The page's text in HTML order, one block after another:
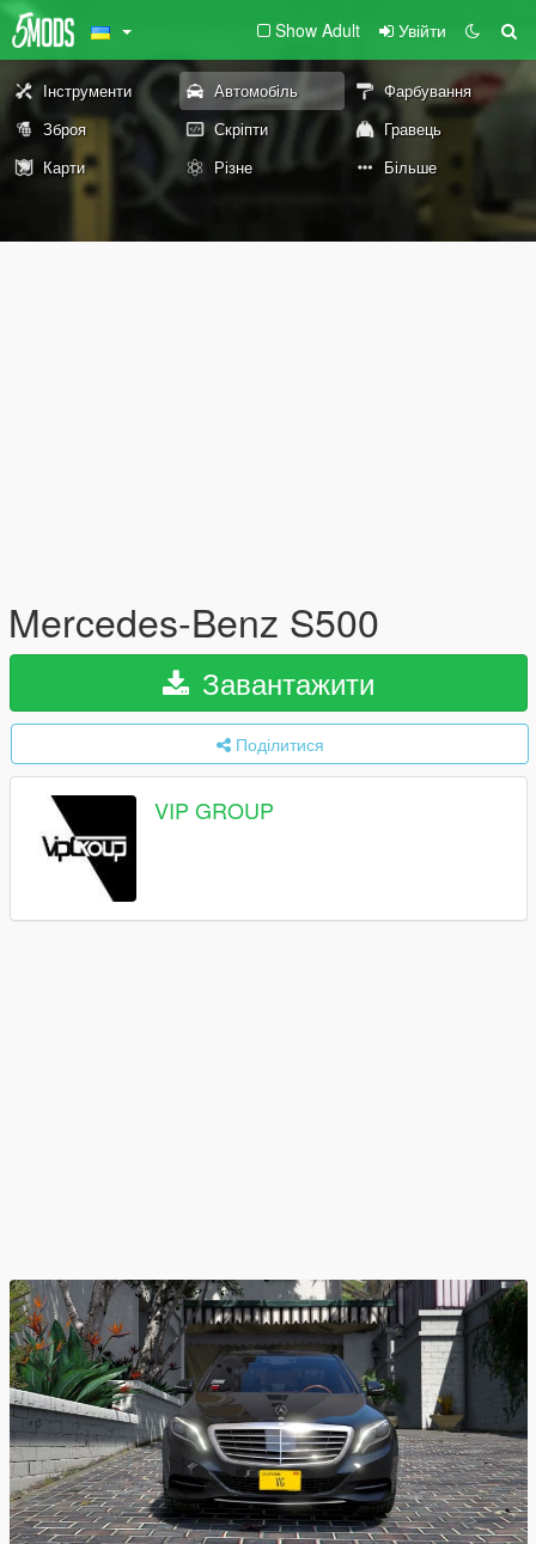
Show Adult Увійти
Інструменти Автомобіль
Фарбування
Зброя
Скріпти
Гравець
Карти
Різне Більше
Mercedes-Benz S500
Завантажити
Поділитися
VIP GROUP